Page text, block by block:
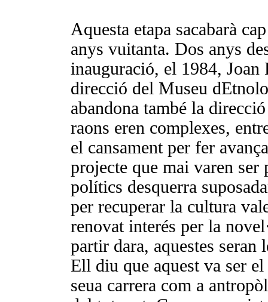
Aquesta etapa sacabarà
anys vuitanta. Dos anys
inauguració, el 1984,
direcció del Museu
abandona també la
raons eren complexes,
el cansament per fer
projecte que mai varen
polítics desquerra
per recuperar la cultura
renovat interés per la
partir dara, aquestes
Ell diu que aquest va ser
seua carrera com a